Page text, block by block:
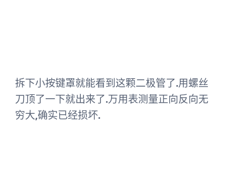
拆下小按键罩就能看到这颗二极管了.用螺丝
刀顶了一下就出来了.万用表测量正向反向无
穷大,确实已经损坏.